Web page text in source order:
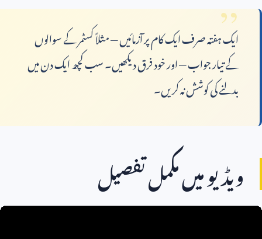
ایک ہفتہ صرف ایک کام پر آزمائیں — مثلاً کسٹمر کے سوالوں
کے تیار جواب — اور خود فرق دیکھیں۔ سب کچھ ایک دن میں
بدلنے کی کوشش نہ کریں۔
ویڈیو میں مکمل تفصیل